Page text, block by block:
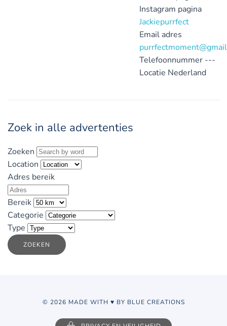
Instagram pagina
Jackiepurrfect
Email adres
Telefoonnummer ---
Locatie Nederland
Zoek in alle advertenties
Zoeken
Location
Adres bereik
Bereik
Categorie
Type
ZOEKEN
© 2026 MADE WITH ♥ BY BLUE CREATIONS